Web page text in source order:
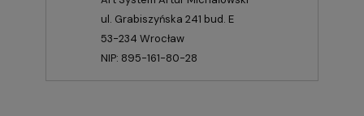
ul. Grabiszyńska 241 bud. E
53-234 Wrocław
NIP: 895-161-80-28